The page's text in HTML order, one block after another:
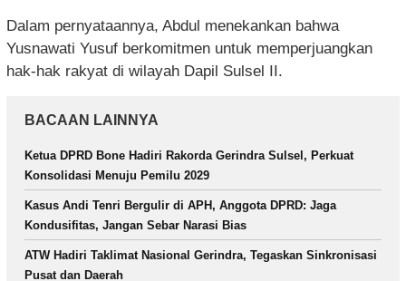
Dalam pernyataannya, Abdul menekankan bahwa
Yusnawati Yusuf berkomitmen untuk memperjuangkan
hak-hak rakyat di wilayah Dapil Sulsel II.
BACAAN LAINNYA
Ketua DPRD Bone Hadiri Rakorda Gerindra Sulsel, Perkuat
Konsolidasi Menuju Pemilu 2029
Kasus Andi Tenri Bergulir di APH, Anggota DPRD: Jaga
Kondusifitas, Jangan Sebar Narasi Bias
ATW Hadiri Taklimat Nasional Gerindra, Tegaskan Sinkronisasi
Pusat dan Daerah